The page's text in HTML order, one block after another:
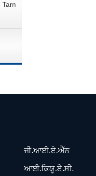
Tarn
ਜੀ.ਆਈ.ਏ.ਐੱਨ
ਆਈ.ਕਿਯੂ.ਏ.ਸੀ.